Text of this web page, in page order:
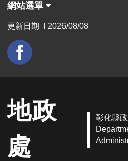
網站選單
更新日期 2026/08/08
地政
處
彰化縣